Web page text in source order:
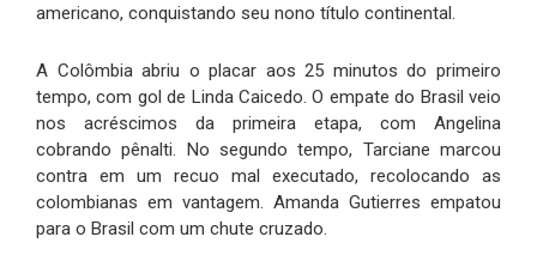
americano, conquistando seu nono título continental.
A Colômbia abriu o placar aos 25 minutos do primeiro
tempo, com gol de Linda Caicedo. O empate do Brasil veio
nos acréscimos da primeira etapa, com Angelina
cobrando pênalti. No segundo tempo, Tarciane marcou
contra em um recuo mal executado, recolocando as
colombianas em vantagem. Amanda Gutierres empatou
para o Brasil com um chute cruzado.